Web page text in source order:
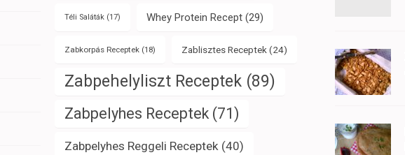
Téli Saláták(17) Whey Protein Recept(29)
Zabkorpás Receptek(18) Zablisztes Receptek (24)
Zabpehelyliszt Receptek(89)
Zabpelyhes Receptek(71)
Zabpelyhes Reggeli Receptek (40)